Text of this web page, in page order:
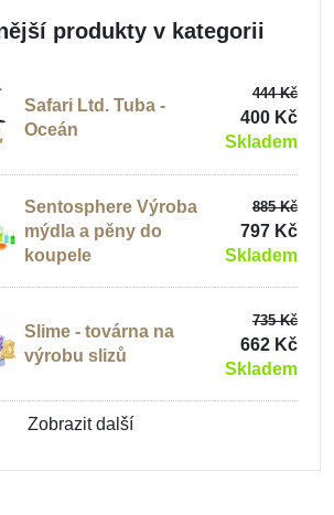
Praktický život
Hračky typu Montessori
Kreativní tvoření
produkty v kategorii
Safari Ltd. Tuba -
Oceán
444 Kč
400 Kč
Skladem
Sentosphere Výroba
mýdla a pěny do
koupele
885 Kč
797 Kč
Skladem
Slime - továrna na
výrobu slizů
735 Kč
662 Kč
Skladem
Zobrazit další